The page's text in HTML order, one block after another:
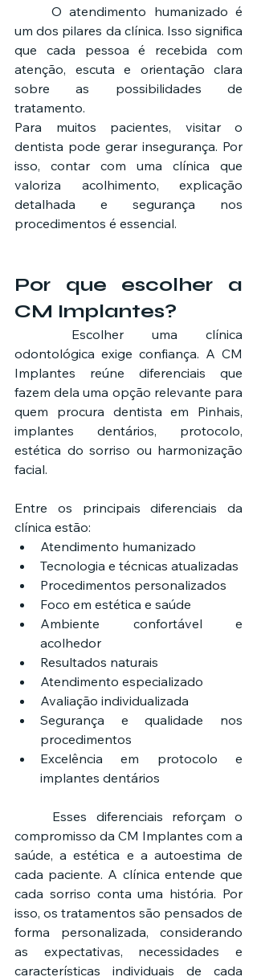
um dos pilares da clínica. Isso significa
que cada pessoa é recebida com
atenção, escuta e orientação clara
sobre as possibilidades de
tratamento.
Para muitos pacientes, visitar o
dentista pode gerar insegurança. Por
isso, contar com uma clínica que
valoriza acolhimento, explicação
detalhada e segurança nos
procedimentos é essencial.
Por que escolher a
CM Implantes?
odontológica exige confiança. A CM
Implantes reúne diferenciais que
fazem dela uma opção relevante para
quem procura dentista em Pinhais,
implantes dentários, protocolo,
estética do sorriso ou harmonização
facial.
Entre os principais diferenciais da
clínica estão:
Atendimento humanizado
Tecnologia e técnicas atualizadas
Procedimentos personalizados
Foco em estética e saúde
Ambiente confortável e
acolhedor
Resultados naturais
Atendimento especializado
Avaliação individualizada
Segurança e qualidade nos
procedimentos
Excelência em protocolo e
implantes dentários
compromisso da CM Implantes com a
saúde, a estética e a autoestima de
cada paciente. A clínica entende que
cada sorriso conta uma história. Por
isso, os tratamentos são pensados de
forma personalizada, considerando
as expectativas, necessidades e
características individuais de cada